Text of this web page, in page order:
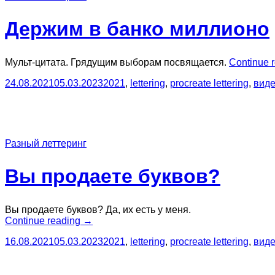
Держим в банко миллионо
Мульт-цитата. Грядущим выборам посвящается. Continue
24.08.202105.03.20232021, lettering, procreate lettering,
Разный леттеринг
Вы продаете буквов?
Вы продаете буквов? Да, их есть у меня.
Continue reading “Вы
буквов?”
→
16.08.202105.03.20232021, lettering, procreate lettering,